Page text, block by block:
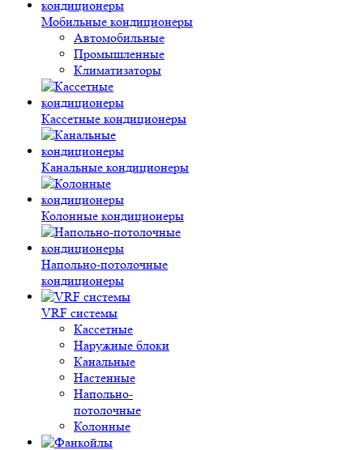
Мобильные кондиционеры
Автомобильные
Промышленные
Климатизаторы
Кассетные кондиционеры
Канальные кондиционеры
Колонные кондиционеры
Напольно-потолочные
кондиционеры
VRF системы
Кассетные
Наружные блоки
Канальные
Настенные
Напольно-
потолочные
Колонные